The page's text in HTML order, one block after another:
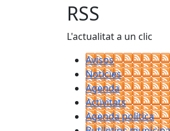
RSS
L'actualitat a un clic
Avisos
Notícies
Agenda
Activitats
Agenda política